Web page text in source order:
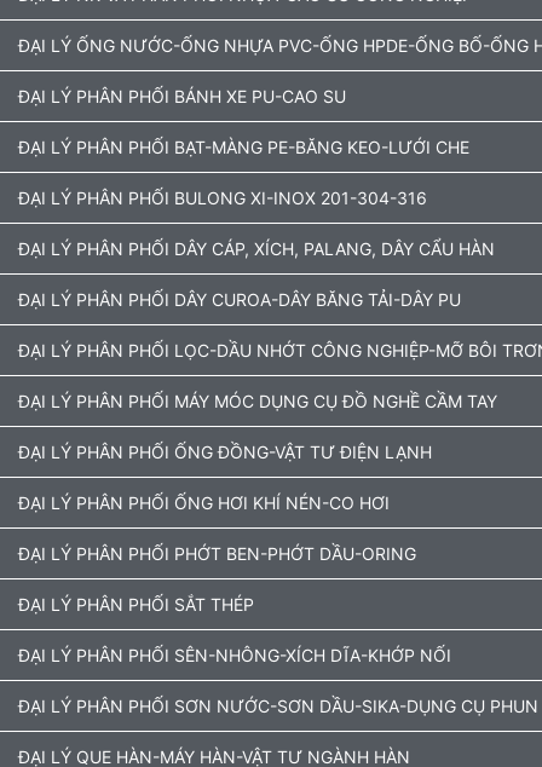
ĐẠI LÝ ỐNG NƯỚC-ỐNG NHỰA PVC-ỐNG HPDE-ỐNG BỐ-ỐNG
ĐẠI LÝ PHÂN PHỐI BÁNH XE PU-CAO SU
ĐẠI LÝ PHÂN PHỐI BẠT-MÀNG PE-BĂNG KEO-LƯỚI CHE
ĐẠI LÝ PHÂN PHỐI BULONG XI-INOX 201-304-316
ĐẠI LÝ PHÂN PHỐI DÂY CÁP, XÍCH, PALANG, DÂY CẨU HÀN
ĐẠI LÝ PHÂN PHỐI DÂY CUROA-DÂY BĂNG TẢI-DÂY PU
ĐẠI LÝ PHÂN PHỐI LỌC-DẦU NHỚT CÔNG NGHIỆP-MỠ BÔI
ĐẠI LÝ PHÂN PHỐI MÁY MÓC DỤNG CỤ ĐỒ NGHỀ CẦM TAY
ĐẠI LÝ PHÂN PHỐI ỐNG ĐỒNG-VẬT TƯ ĐIỆN LẠNH
ĐẠI LÝ PHÂN PHỐI ỐNG HƠI KHÍ NÉN-CO HƠI
ĐẠI LÝ PHÂN PHỐI PHỚT BEN-PHỚT DẦU-ORING
ĐẠI LÝ PHÂN PHỐI SẮT THÉP
ĐẠI LÝ PHÂN PHỐI SÊN-NHÔNG-XÍCH DĨA-KHỚP NỐI
ĐẠI LÝ PHÂN PHỐI SƠN NƯỚC-SƠN DẦU-SIKA-DỤNG CỤ
ĐẠI LÝ QUE HÀN-MÁY HÀN-VẬT TƯ NGÀNH HÀN